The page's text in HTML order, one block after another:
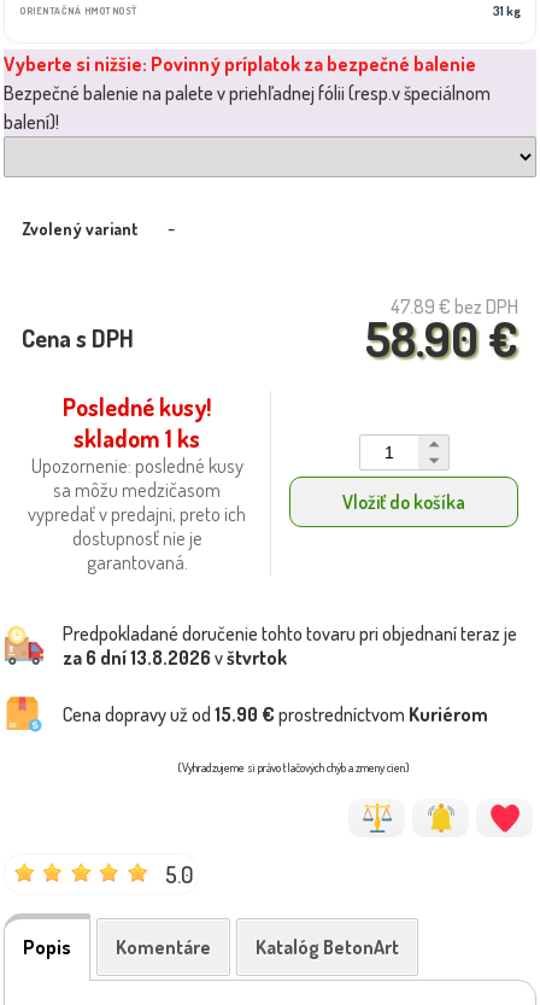
ORIENTAČNÁ HMOTNOSŤ 31 kg
Vyberte si nižšie: Povinný príplatok za bezpečné balenie
Bezpečné balenie na palete v priehľadnej fólii (resp.v špeciálnom
balení)!
Zvolený variant -
47.89 € bez DPH
58.90 €
Cena s DPH
Posledné kusy!
skladom 1 ks
Upozornenie: posledné kusy
sa môžu medzičasom
vypredať v predajni, preto ich
dostupnosť nie je
garantovaná.
Vložiť do košíka
Predpokladané doručenie tohto tovaru pri objednaní teraz je
za 6 dní13.8.2026 vštvrtok
Cena dopravy už od 15.90 € prostredníctvom Kuriérom
(Vyhradzujeme si právo tlačových chýb a zmeny cien)
5.0
Popis Komentáre Katalóg BetonArt